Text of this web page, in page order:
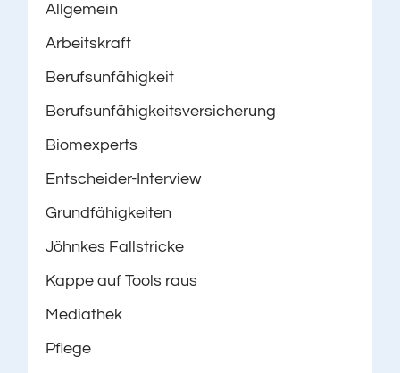
Allgemein
Arbeitskraft
Berufsunfähigkeit
Berufsunfähigkeitsversicherung
Biomexperts
Entscheider-Interview
Grundfähigkeiten
Jöhnkes Fallstricke
Kappe auf Tools raus
Mediathek
Pflege